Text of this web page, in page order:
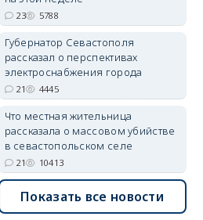
23 5788
Губернатор Севастополя
рассказал о перспективах
электроснабжения города
21 4445
Что местная жительница
рассказала о массовом убийстве
в севастопольском селе
21 10413
Показать все новости